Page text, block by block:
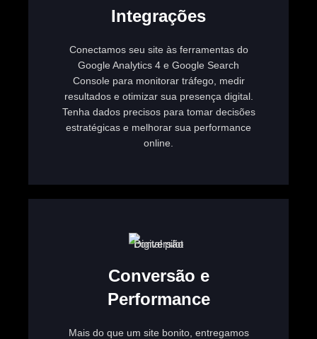
Integrações
Conectamos seu site às ferramentas do
Google Analytics 4 e Google Search
Console para monitorar tráfego, medir
resultados e otimizar sua presença digital.
Tenha dados precisos para tomar decisões
estratégicas e melhorar sua performance
online.
Conversão e
Performance
Mais do que um site bonito, entregamos